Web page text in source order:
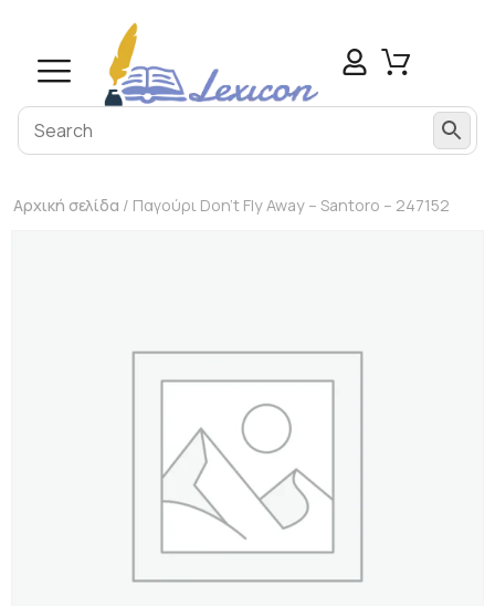
Αρχική σελίδα / Παγούρι Don’t Fly Away – Santoro – 247152